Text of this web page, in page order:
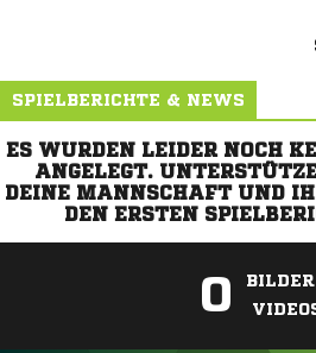
SPIELBERICHTE & NEWS
ES WURDEN LEIDER NOCH
ANGELEGT.
DEINE MANNSCHAFT UND
DEN ERSTEN
0